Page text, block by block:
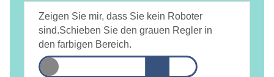
DAMiD mich per E-Mail über Themen und Veranstaltungen
informiert.
Zeigen Sie mir, dass Sie kein Roboter
sind.Schieben Sie den grauen Regler in
den farbigen Bereich.